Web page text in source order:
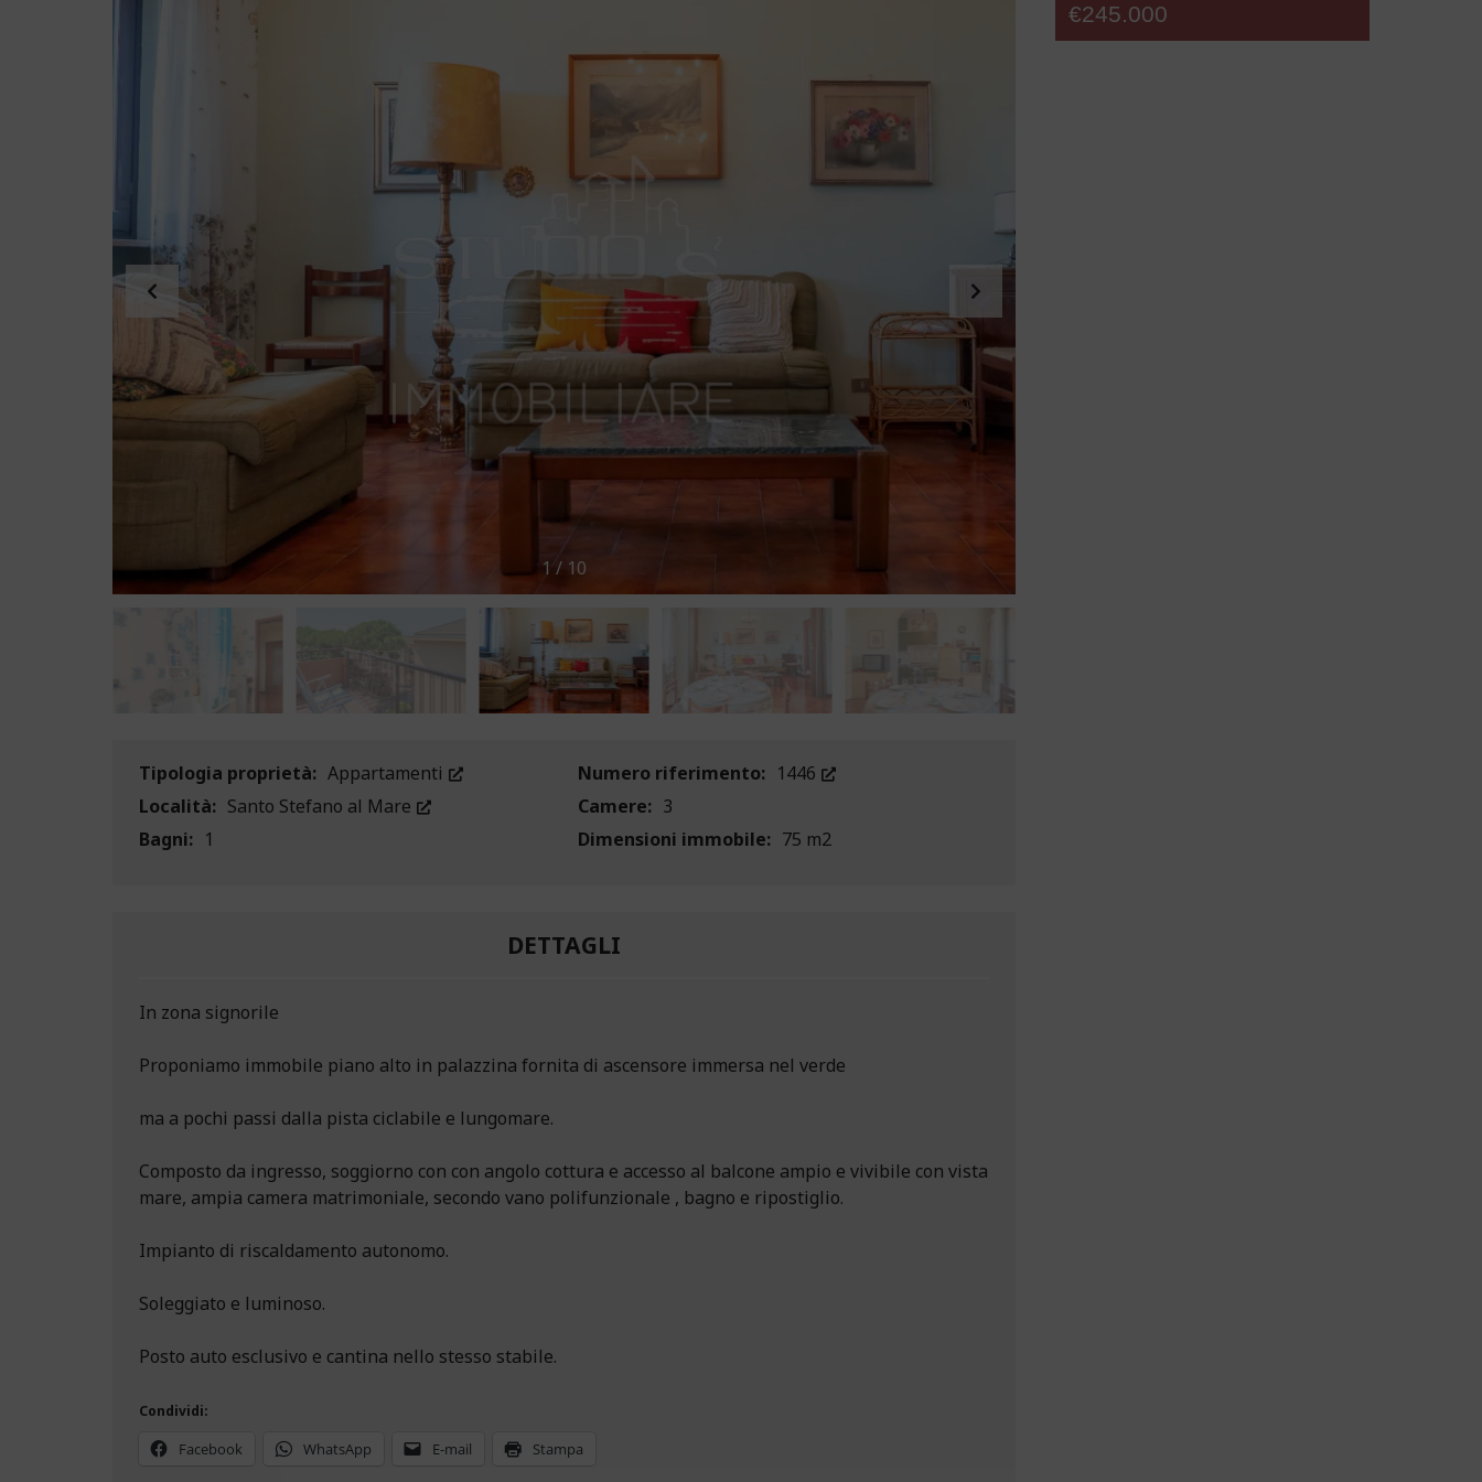
1 / 10
Tipologia proprietà: Appartamenti Numero riferimento: 1446
Località: Santo Stefano al Mare Camere: 3
Bagni: 1 Dimensioni immobile: 75 m2
DETTAGLI
In zona signorile
Proponiamo immobile piano alto in palazzina fornita di ascensore immersa nel verde
ma a pochi passi dalla pista ciclabile e lungomare.
Composto da ingresso, soggiorno con con angolo cottura e accesso al balcone ampio e vivibile con vista
mare, ampia camera matrimoniale, secondo vano polifunzionale , bagno e ripostiglio.
Impianto di riscaldamento autonomo.
Soleggiato e luminoso.
Posto auto esclusivo e cantina nello stesso stabile.
Condividi:
Facebook WhatsApp E-mail Stampa
€245.000